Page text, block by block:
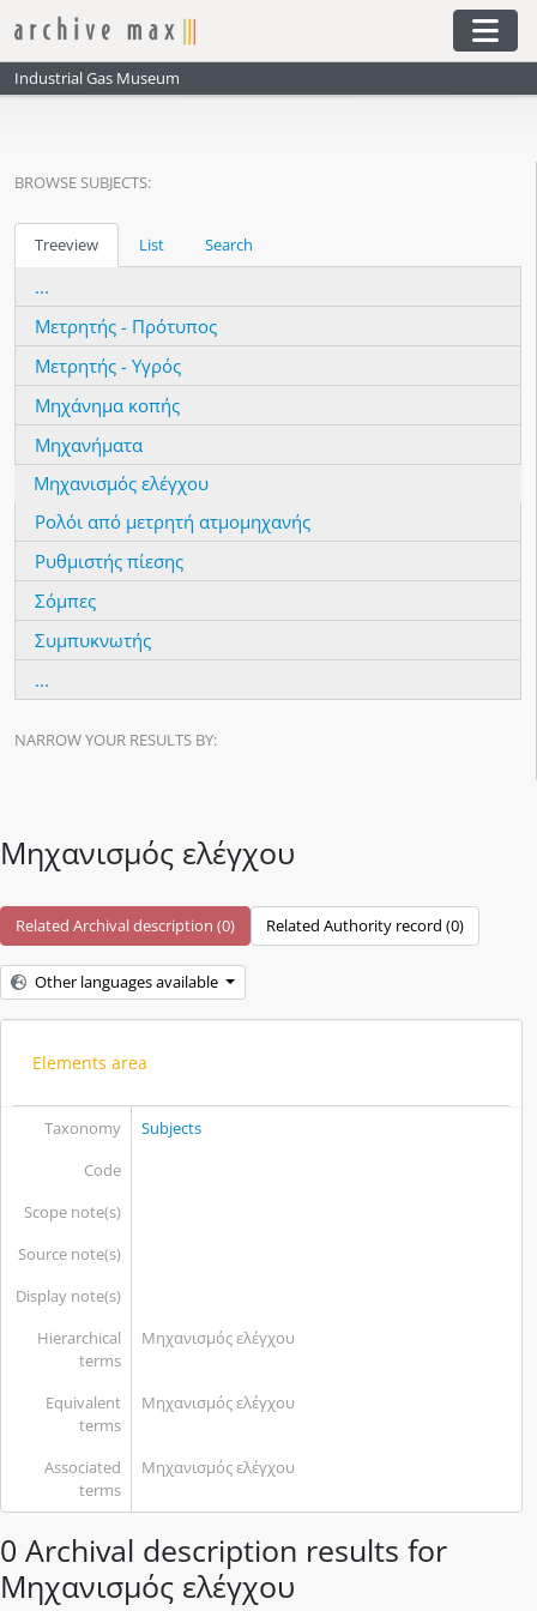
Skip to main content
Industrial Gas Museum
BROWSE SUBJECTS:
Treeview List Search
...
Μετρητής - Πρότυπος
Μετρητής - Υγρός
Μηχάνημα κοπής
Μηχανήματα
Μηχανισμός ελέγχου
Ρολόι από μετρητή ατμομηχανής
Ρυθμιστής πίεσης
Σόμπες
Συμπυκνωτής
...
NARROW YOUR RESULTS BY:
Μηχανισμός ελέγχου
Related Archival description (0) Related Authority record (0)
Other languages available
Elements area
Taxonomy
Subjects
Code
Scope note(s)
Source note(s)
Display note(s)
Hierarchical
terms
Μηχανισμός ελέγχου
Equivalent
terms
Μηχανισμός ελέγχου
Associated
terms
Μηχανισμός ελέγχου
0 Archival description results for
Μηχανισμός ελέγχου